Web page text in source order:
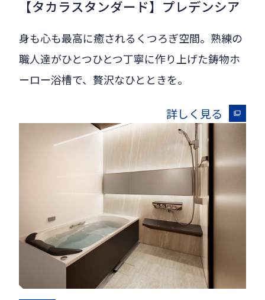
【タカラスタンダード】プレデンシア
身も心も最高に癒されるくつろぎ空間。熟練の
職人達がひとつひとつ丁寧に作り上げた鋳物ホ
ーロー浴槽で、贅沢なひとときを。
詳しく見る